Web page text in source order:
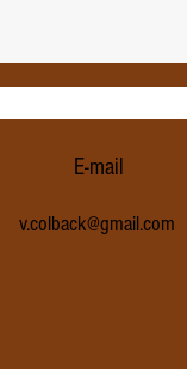
E-mail
v.colback@gmail.com